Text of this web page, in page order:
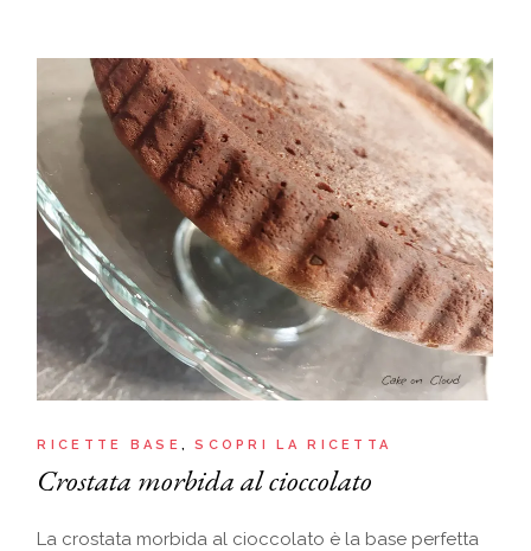
RICETTE BASE SCOPRI LA RICETTA
Crostata morbida al cioccolato
La crostata morbida al cioccolato è la base perfetta